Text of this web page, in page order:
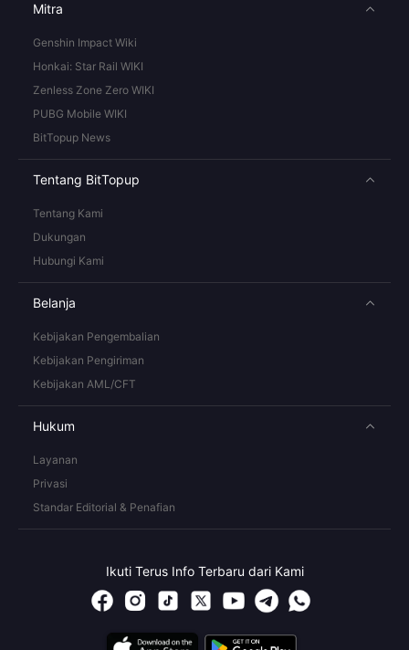
Mitra
Genshin Impact Wiki
Honkai: Star Rail WIKI
Zenless Zone Zero WIKI
PUBG Mobile WIKI
BitTopup News
Tentang BitTopup
Tentang Kami
Dukungan
Hubungi Kami
Belanja
Kebijakan Pengembalian
Kebijakan Pengiriman
Kebijakan AML/CFT
Hukum
Layanan
Privasi
Standar Editorial & Penafian
Ikuti Terus Info Terbaru dari Kami